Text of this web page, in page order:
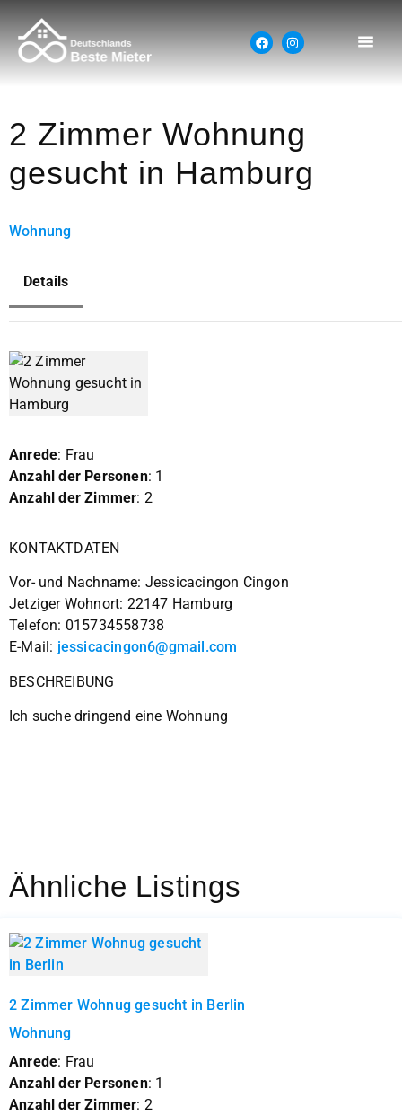
2 Zimmer Wohnung
gesucht in Hamburg
Wohnung
Details
Anrede: Frau
Anzahl der Personen: 1
Anzahl der Zimmer: 2
KONTAKTDATEN
Vor- und Nachname: Jessicacingon Cingon
Jetziger Wohnort: 22147 Hamburg
Telefon: 015734558738
E-Mail: jessicacingon6@gmail.com
BESCHREIBUNG
Ich suche dringend eine Wohnung
Ähnliche Listings
2 Zimmer Wohnug gesucht in Berlin
Wohnung
Anrede: Frau
Anzahl der Personen: 1
Anzahl der Zimmer: 2